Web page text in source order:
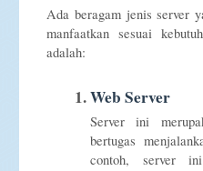
Ada beragam jenis server
manfaatkan sesuai
adalah:
Web Server
Server ini
bertugas
contoh, server